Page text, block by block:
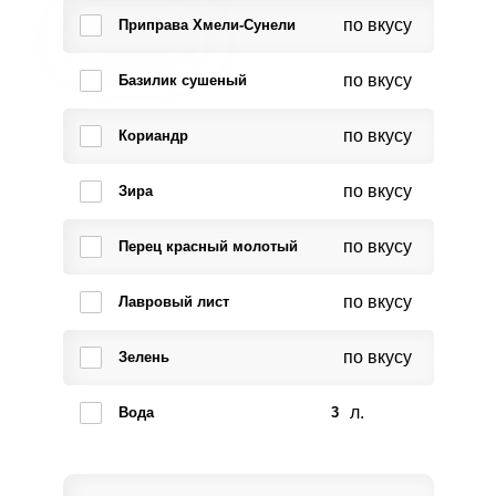
Приправа Хмели-Сунели по вкусу
Базилик сушеный по вкусу
Кориандр по вкусу
Зира по вкусу
Перец красный молотый по вкусу
Лавровый лист по вкусу
Зелень по вкусу
Вода 3 л.